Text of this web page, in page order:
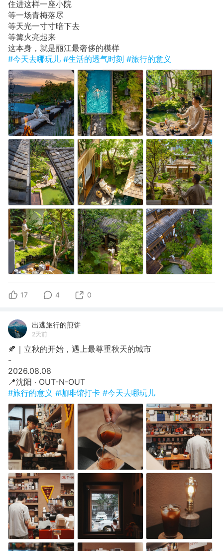
住进这样一座小院
等一场青梅落尽
等天光一寸寸暗下去
等篝火亮起来
这本身，就是丽江最奢侈的模样
#今天去哪玩儿 #生活的透气时刻 #旅行的意义
17 4 0
出逃旅行的煎饼
2天前
🍂｜立秋的开始，遇上最尊重秋天的城市
​-
​2026.08.08
​📍沈阳 · OUT-N-OUT
#旅行的意义 #咖啡馆打卡 #今天去哪玩儿